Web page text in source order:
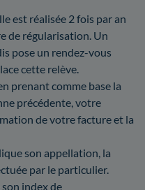
est réalisée 2 fois par an
de régularisation. Un
pose un rendez-vous
cette relève.
prenant comme base la
précédente, votre
de votre facture et la
son appellation, la
par le particulier.
index de